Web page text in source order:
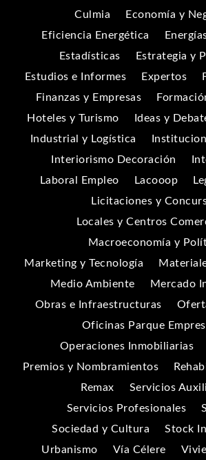
Culmia
Economía y
Eficiencia Energética
Estadísticas
Estrategia y
Estudios e Informes
Expertos
Finanzas y Empresas
Hoteles y Turismo
Ideas y
Industrial y Logística
Interiorismo Decoración
Laboral Empleo
Lacooop
Licitaciones y
Locales y Centros
Macroeconomía y
Marketing y Tecnología
Medio Ambiente
Mercado
Obras e Infraestructuras
Oficinas Parque
Operaciones Inmobiliarias
Premios y Nombramientos
Remax
Servicios
Servicios Profesionales
Sociedad y Cultura
Stock
Urbanismo
Vía Célere